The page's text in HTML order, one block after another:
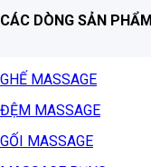
CÁC DÒNG SẢN
GHẾ MASSAGE
ĐỆM MASSAGE
GỐI MASSAGE